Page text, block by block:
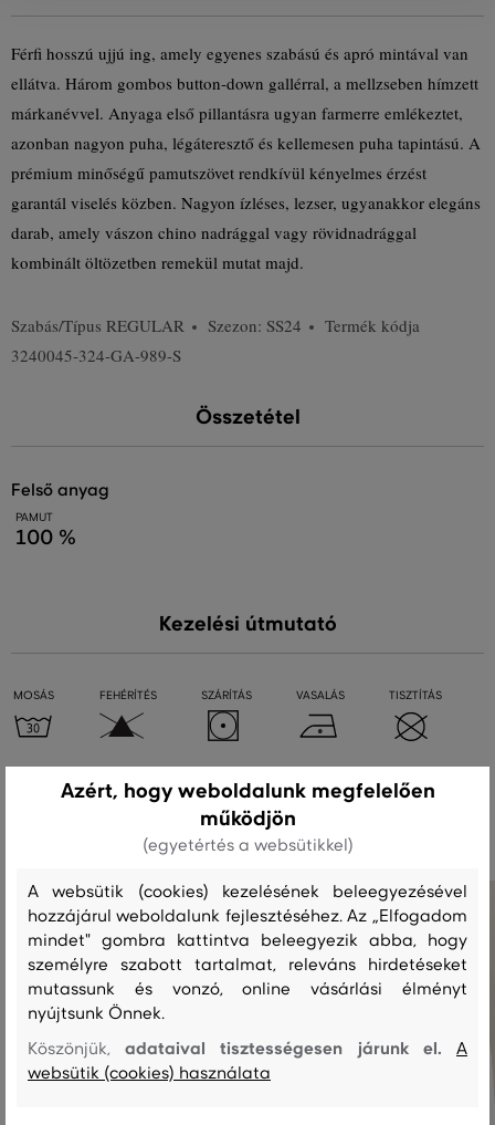
Férfi hosszú ujjú ing, amely egyenes szabású és apró mintával van
ellátva. Három gombos button-down gallérral, a mellzseben hímzett
márkanévvel. Anyaga első pillantásra ugyan farmerre emlékeztet,
azonban nagyon puha, légáteresztő és kellemesen puha tapintású. A
prémium minőségű pamutszövet rendkívül kényelmes érzést
garantál viselés közben. Nagyon ízléses, lezser, ugyanakkor elegáns
darab, amely vászon chino nadrággal vagy rövidnadrággal
kombinált öltözetben remekül mutat majd.
Szabás/Típus REGULAR Szezon: SS24
Termék kódja
3240045-324-GA-989-S
Összetétel
felső anyag
PAMUT
100 %
Kezelési útmutató
MOSÁS FEHÉRÍTÉS SZÁRÍTÁS VASALÁS TISZTÍTÁS
Ajánlott termékek
Azért, hogy weboldalunk megfelelően
működjön
(egyetértés a websütikkel)
A websütik (cookies) kezelésének beleegyezésével
hozzájárul weboldalunk fejlesztéséhez. Az „Elfogadom
mindet" gombra kattintva beleegyezik abba, hogy
személyre szabott tartalmat, releváns hirdetéseket
mutassunk és vonzó, online vásárlási élményt
nyújtsunk Önnek.
Köszönjük,adataival tisztességesen járunk el.A
websütik (cookies) használata